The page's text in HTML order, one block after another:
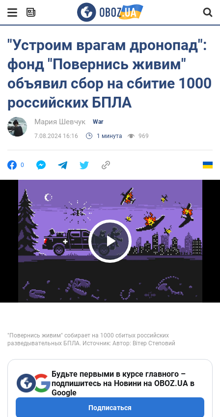
"Устроим врагам дронопад":
фонд "Повернись живим"
объявил сбор на сбитие 1000
российских БПЛА
Мария Шевчук War
7.08.2024 16:16 1 минута 969
0
Play Video
Будьте первыми в курсе главного –
подпишитесь на Новини на OBOZ.UA в
Google
Подписаться